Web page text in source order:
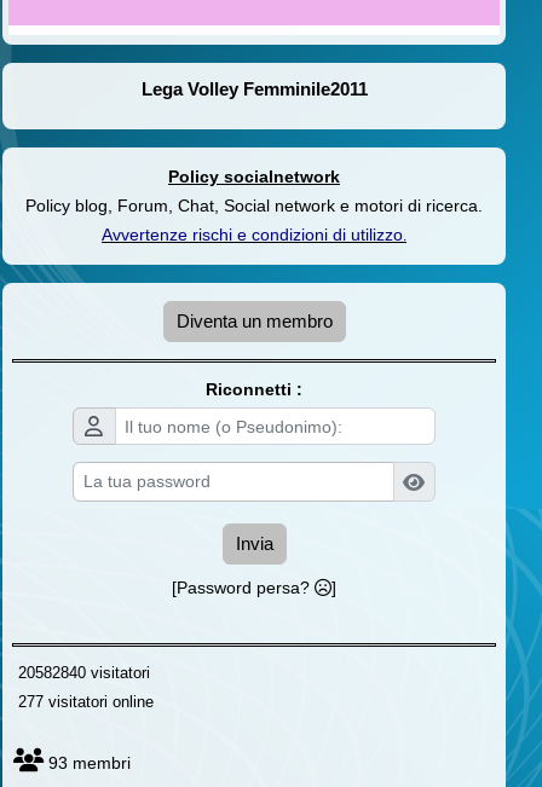
Lega Volley Femminile2011
Policy socialnetwork
Policy blog, Forum, Chat, Social network e motori di ricerca.
Avvertenze rischi e condizioni di utilizzo.
Diventa un membro
Riconnetti :
Invia
[Password persa? ]
20582840 visitatori
277 visitatori online
93 membri